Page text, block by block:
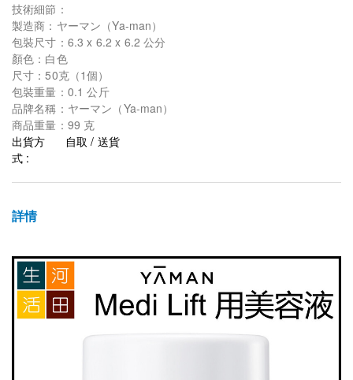
技術細節：
製造商：ヤーマン（Ya-man）
包裝尺寸：6.3 x 6.2 x 6.2 公分
顏色：白色
尺寸：50克（1個）
包裝重量：0.1 公斤
品牌名稱：ヤーマン（Ya-man）
商品重量：99 克
出貨方
式 :
自取 / 送貨
詳情